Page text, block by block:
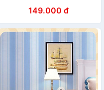
149.000 đ